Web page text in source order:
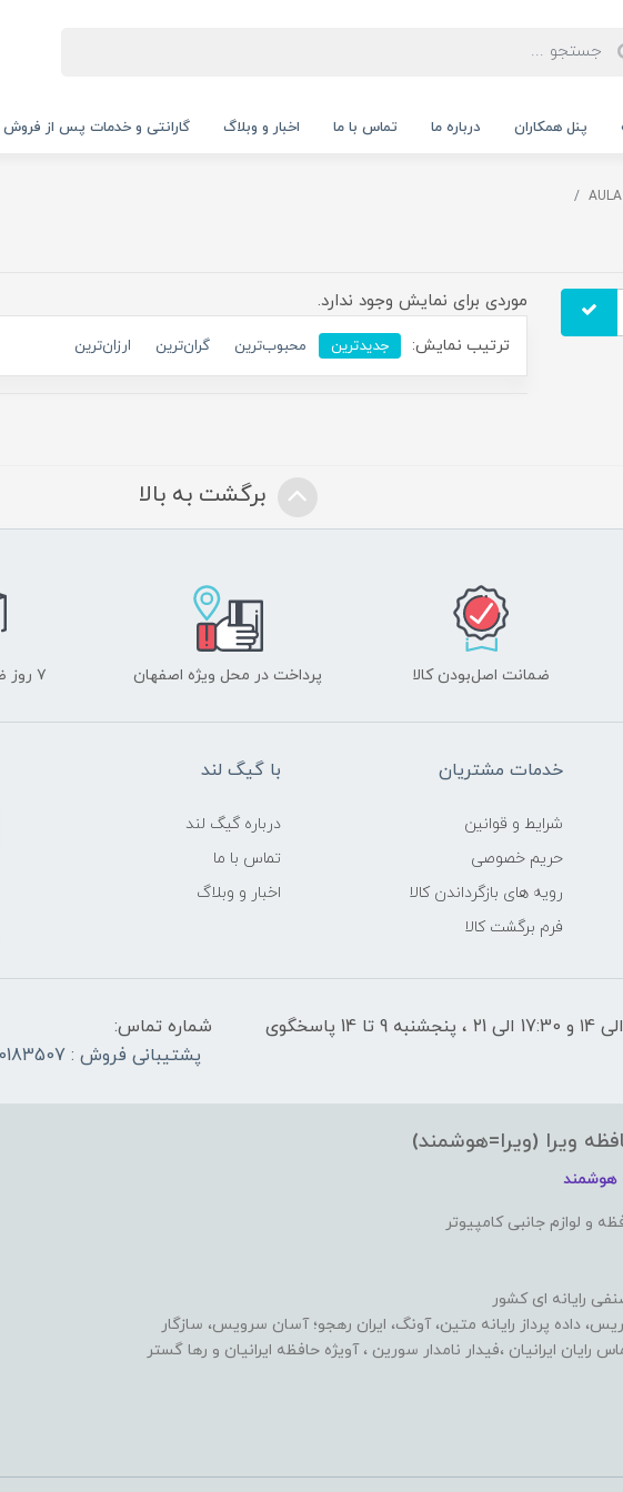
پنل همکاران درباره ما تماس با ما اخبار و وبلاگ گارانتی و خدمات پس از فروش
موردی برای نمایش وجود ندارد.
ترتیب نمایش: جدیدترین محبوب‌ترین گران‌ترین ارزان‌ترین
برگشت به بالا
ضمانت اصل‌بودن کالا پرداخت در محل ویژه اصفهان ۷ روز ضمانت بازگشت
خدمات مشتریان
شرایط و قوانین
حریم خصوصی
رویه های بازگرداندن کالا
فرم برگشت کالا
با گیگ لند
درباره گیگ لند
تماس با ما
اخبار و وبلاگ
شنبه تا چهارشنبه از ساعت 9 الی ۱4 و 17:30 الی ۲1 ، پنجشنبه 9 تا 14 پاسخگوی
شماره تماس:
پشتیبانی فروش : 09120183507
ویرا (ویرا=هوشمند)
هوشمند
و لوازم جانبی کامپیوتر
رایانه ای کشور
داده پرداز رایانه متین، آونگ، ایران رهجو؛ آسان سرویس، سازگار
رایان ایرانیان ،فیدار نامدار سورین ، آویژه حافظه ایرانیان و رها گستر